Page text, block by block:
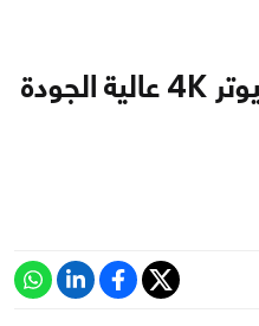
أفضل 4 شاشات كمبيوتر 4K عالية الجودة